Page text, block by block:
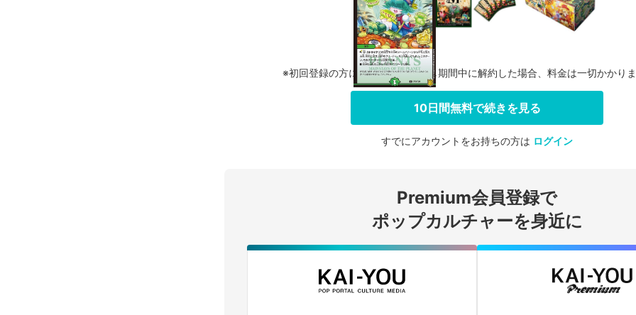
ログインする
※初回登録の方に限り、無料お試し期間中に解約した場合、料金は一切かかり
10日間無料で続きを見る
すでにアカウントをお持ちの方は ログイン
Premium会員登録で
ポップカルチャーを身近に